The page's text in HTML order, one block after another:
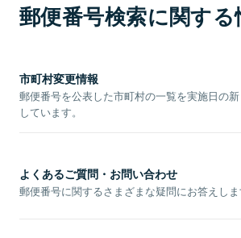
郵便番号検索に関する
市町村変更情報
郵便番号を公表した市町村の一覧を実施日の
しています。
よくあるご質問・お問い合わせ
郵便番号に関するさまざまな疑問にお答えしま